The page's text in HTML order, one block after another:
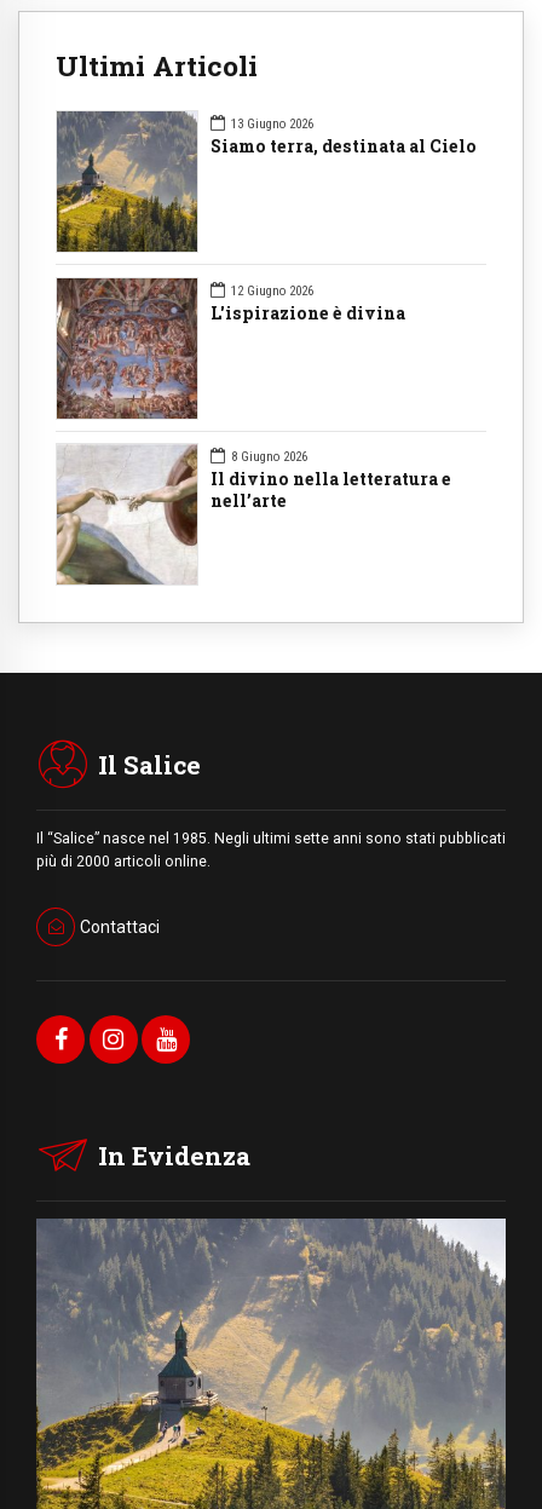
Ultimi Articoli
13 Giugno 2026
Siamo terra, destinata al Cielo
12 Giugno 2026
L'ispirazione è divina
8 Giugno 2026
Il divino nella letteratura e
nell’arte
Il Salice
Il “Salice” nasce nel 1985. Negli ultimi sette anni sono stati pubblicati
più di 2000 articoli online.
Contattaci
In Evidenza